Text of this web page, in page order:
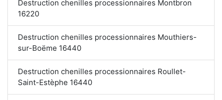
Destruction chenilles processionnaires Montbron
16220
Destruction chenilles processionnaires Mouthiers-
sur-Boëme 16440
Destruction chenilles processionnaires Roullet-
Saint-Estèphe 16440